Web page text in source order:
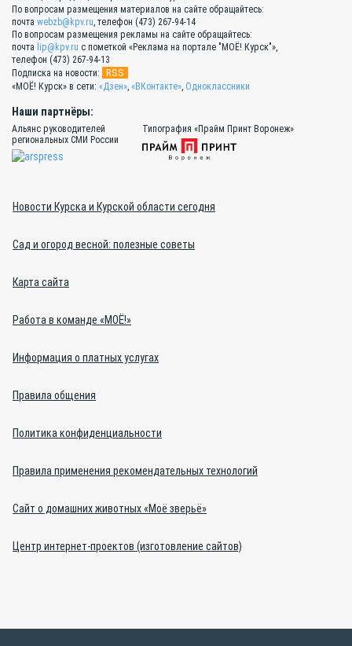
По вопросам размещения материалов на сайте обращайтесь:
почта webzb@kpv.ru, телефон (473) 267-94-14
По вопросам размещения рекламы на сайте обращайтесь:
почта lip@kpv.ru с пометкой «Реклама на портале "МОЁ! Курск"»,
телефон (473) 267-94-13
Подписка на новости:
RSS
«МОЁ! Курск» в сети: «Дзен», «ВКонтакте», Одноклассники
Наши партнёры:
Альянс руководителей
региональных СМИ России
Типография «Прайм Принт Воронеж»
Новости Курска и Курской области сегодня
Сад и огород весной: полезные советы
Карта сайта
Работа в команде «МОЁ!»
Информация о платных услугах
Правила общения
Политика конфиденциальности
Правила применения рекомендательных технологий
Сайт о домашних животных «Моё зверьё»
Центр интернет-проектов (изготовление сайтов)